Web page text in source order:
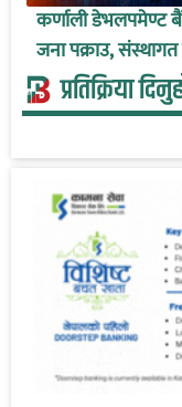
कर्णाली डेभलपमेण्ट
जना पक्राउ, संस्थागत
प्रतिक्रिया